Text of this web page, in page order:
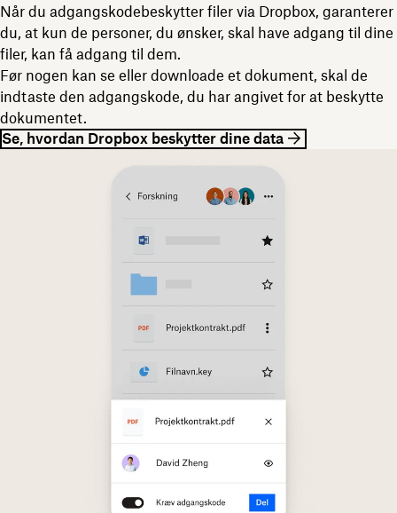
Når du adgangskodebeskytter filer via Dropbox, garanterer
du, at kun de personer, du ønsker, skal have adgang til dine
filer, kan få adgang til dem.
Før nogen kan se eller downloade et dokument, skal de
indtaste den adgangskode, du har angivet for at beskytte
dokumentet.
Se, hvordan Dropbox beskytter dine data